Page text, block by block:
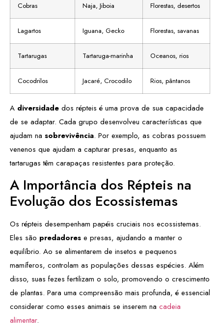
Cobras Naja, Jiboia Florestas, desertos
Lagartos Iguana, Gecko Florestas, savanas
Tartarugas Tartaruga-marinha Oceanos, rios
Cocodrilos Jacaré, Crocodilo Rios, pântanos
A diversidade dos répteis é uma prova de sua capacidade
de se adaptar. Cada grupo desenvolveu características que
ajudam na sobrevivência. Por exemplo, as cobras possuem
venenos que ajudam a capturar presas, enquanto as
tartarugas têm carapaças resistentes para proteção.
A Importância dos Répteis na
Evolução dos Ecossistemas
Os répteis desempenham papéis cruciais nos ecossistemas.
Eles são predadores e presas, ajudando a manter o
equilíbrio. Ao se alimentarem de insetos e pequenos
mamíferos, controlam as populações dessas espécies. Além
disso, suas fezes fertilizam o solo, promovendo o crescimento
de plantas. Para uma compreensão mais profunda, é essencial
considerar como esses animais se inserem na cadeia
alimentar.